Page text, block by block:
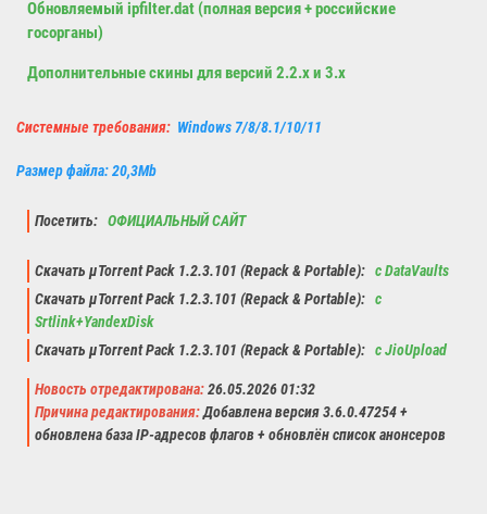
Обновляемый ipfilter.dat (полная версия + российские
госорганы)
Дополнительные скины для версий 2.2.x и 3.x
Системные требования: Windows 7/8/8.1/10/11
Размер файла: 20,3Mb
Посетить: ОФИЦИАЛЬНЫЙ САЙТ
Скачать µTorrent Pack 1.2.3.101 (Repack & Portable): с DataVaults
Скачать µTorrent Pack 1.2.3.101 (Repack & Portable): с
Srtlink+YandexDisk
Скачать µTorrent Pack 1.2.3.101 (Repack & Portable): с JioUpload
Новость отредактирована:26.05.2026 01:32
Причина редактирования:Добавлена версия 3.6.0.47254 +
обновлена база IP-адресов флагов + обновлён список анонсеров